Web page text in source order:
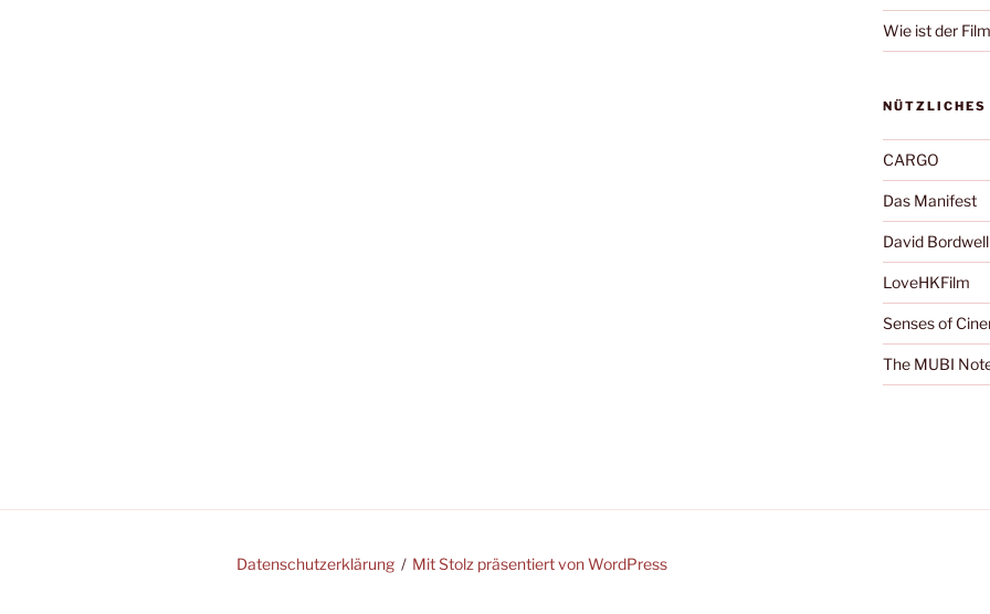
Wie ist der
NÜTZLICHES
CARGO
Das Manifest
David Bordwell
LoveHKFilm
Senses of
The MUBI
Datenschutzerklärung Mit Stolz präsentiert von WordPress